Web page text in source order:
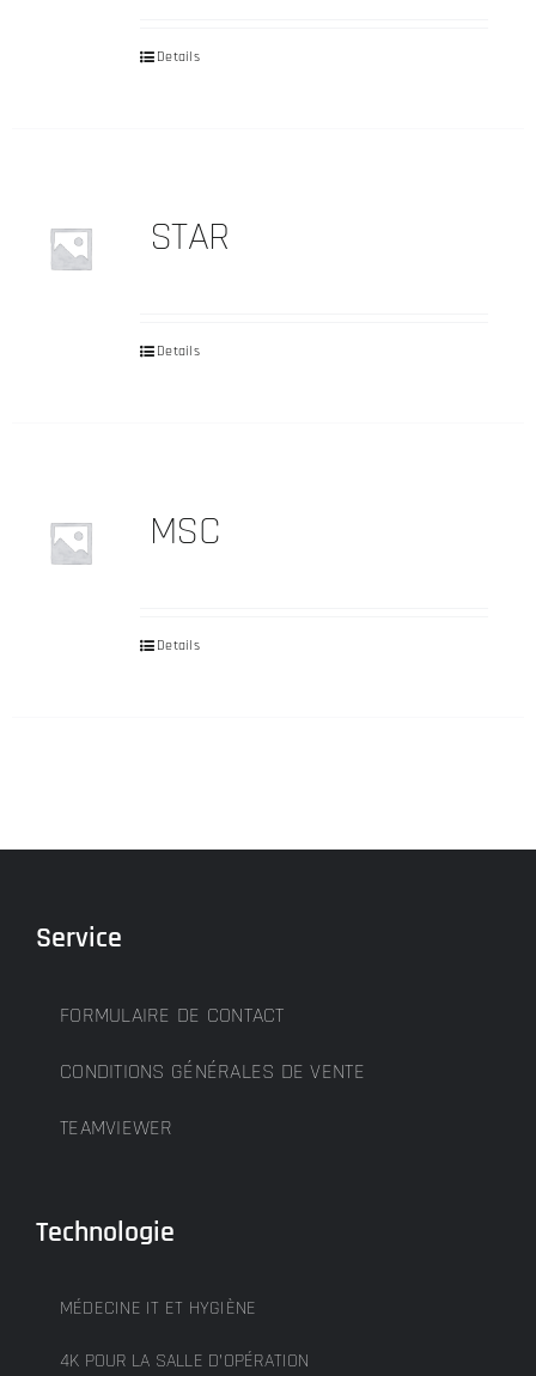
Details
STAR
Details
MSC
Details
Service
FORMULAIRE DE CONTACT
CONDITIONS GÉNÉRALES DE VENTE
TEAMVIEWER
Technologie
MÉDECINE IT ET HYGIÈNE
4K POUR LA SALLE D’OPÉRATION